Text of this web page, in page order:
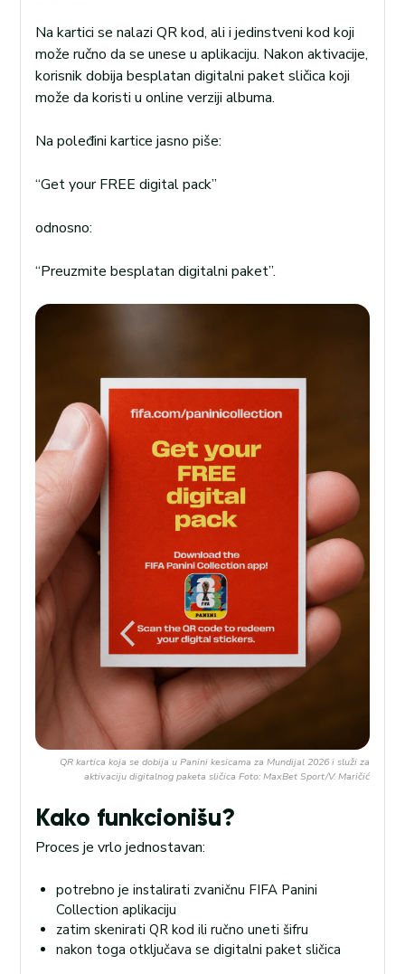
Na kartici se nalazi QR kod, ali i jedinstveni kod koji
može ručno da se unese u aplikaciju. Nakon aktivacije,
korisnik dobija besplatan digitalni paket sličica koji
može da koristi u online verziji albuma.
Na poleđini kartice jasno piše:
“Get your FREE digital pack”
odnosno:
“Preuzmite besplatan digitalni paket”.
QR kartica koja se dobija u Panini kesicama za Mundijal 2026 i služi za
aktivaciju digitalnog paketa sličica Foto: MaxBet Sport/V. Maričić
Kako funkcionišu?
Proces je vrlo jednostavan:
potrebno je instalirati zvaničnu FIFA Panini
Collection aplikaciju
zatim skenirati QR kod ili ručno uneti šifru
nakon toga otključava se digitalni paket sličica